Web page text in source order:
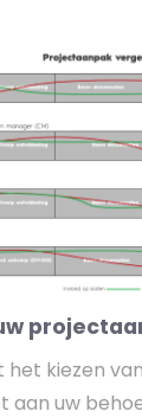
het kiezen
aan uw